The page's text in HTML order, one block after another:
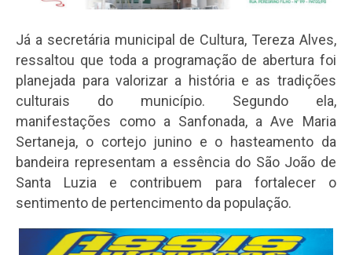
Já a secretária municipal de Cultura, Tereza Alves,
ressaltou que toda a programação de abertura foi
planejada para valorizar a história e as tradições
culturais do município. Segundo ela,
manifestações como a Sanfonada, a Ave Maria
Sertaneja, o cortejo junino e o hasteamento da
bandeira representam a essência do São João de
Santa Luzia e contribuem para fortalecer o
sentimento de pertencimento da população.